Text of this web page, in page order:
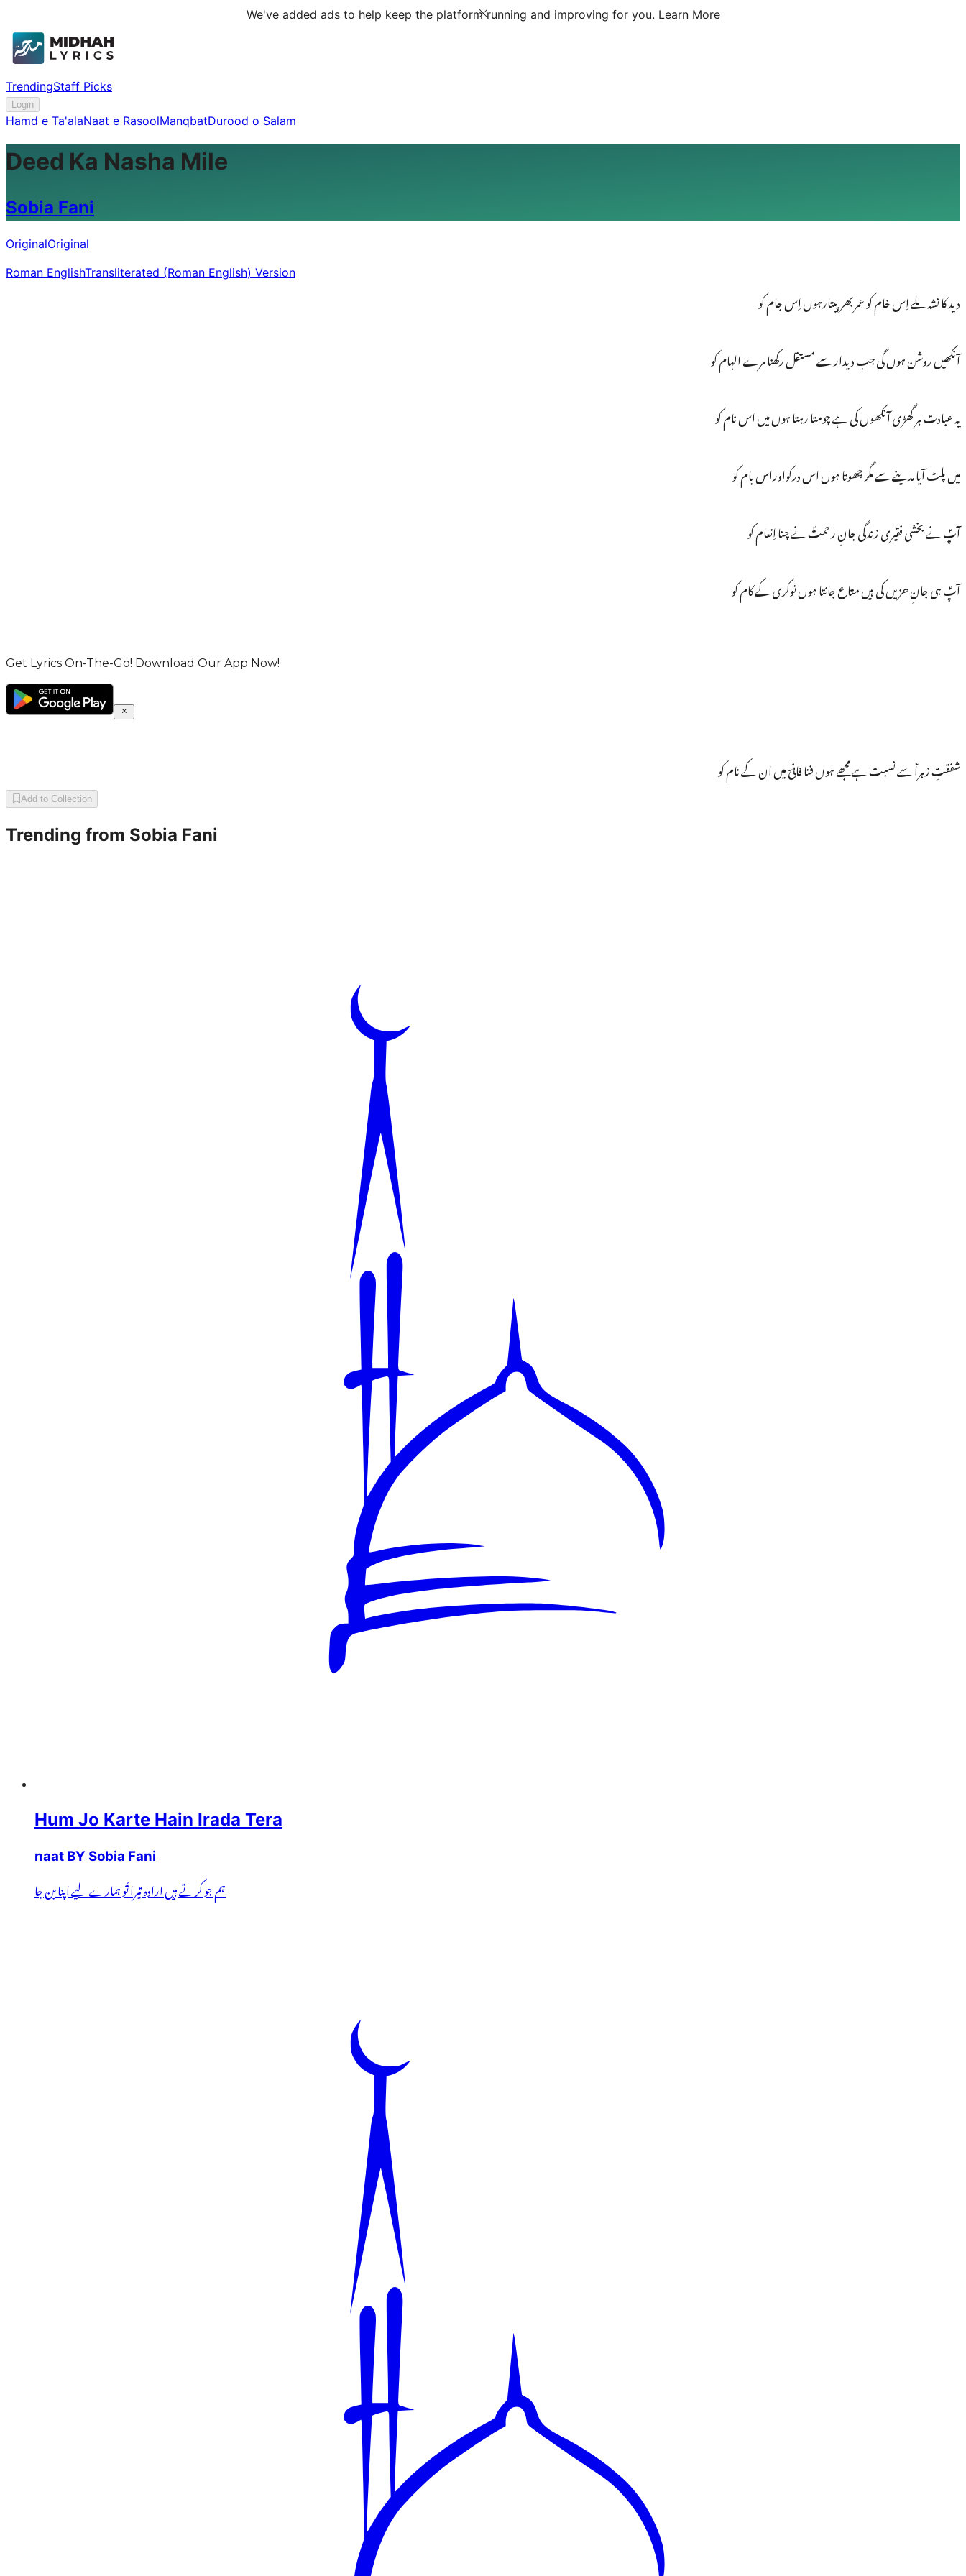
We've added ads to help keep the platform running and improving for you. Learn More
TrendingStaff Picks
Login
Hamd e Ta'alaNaat e RasoolManqbatDurood o Salam
Deed Ka Nasha Mile
Sobia Fani
OriginalOriginal
Roman EnglishTransliterated (Roman English) Version
دید کا نشہ ملے اِس خام کو عمربھرپیتارہوں اِس جام کو
آنکھیں روشن ہوں گی جب دیدار سے مستقل رکھنا مرے الہام کو
یہ عبادت ہر گھڑی آنکھوں کی ہے چومتا رہتا ہوں میں اس نام کو
میں پلٹ آیا مدینے سے مگر چھوتا ہوں اس درکواوراس بام کو
آپؐ نے بخشی فقیری زندگی جانِ رحمتؐ نے چنا اِنعام کو
آپؐ ہی جانِ حزیں کی ہیں متاع جانتا ہوں نوکری کے کام کو
Get Lyrics On-The-Go! Download Our App Now!
شفقتِ زہراؑ سے نسبت ہے مجھے ہوں فنا فانیؔ میں ان کے نام کو
Add to Collection
Trending from Sobia Fani
Hum Jo Karte Hain Irada Tera
naat BY Sobia Fani
ہم جو کرتے ہیں ارادہ تیرا تُو ہمارے لیے اپنا بن جا